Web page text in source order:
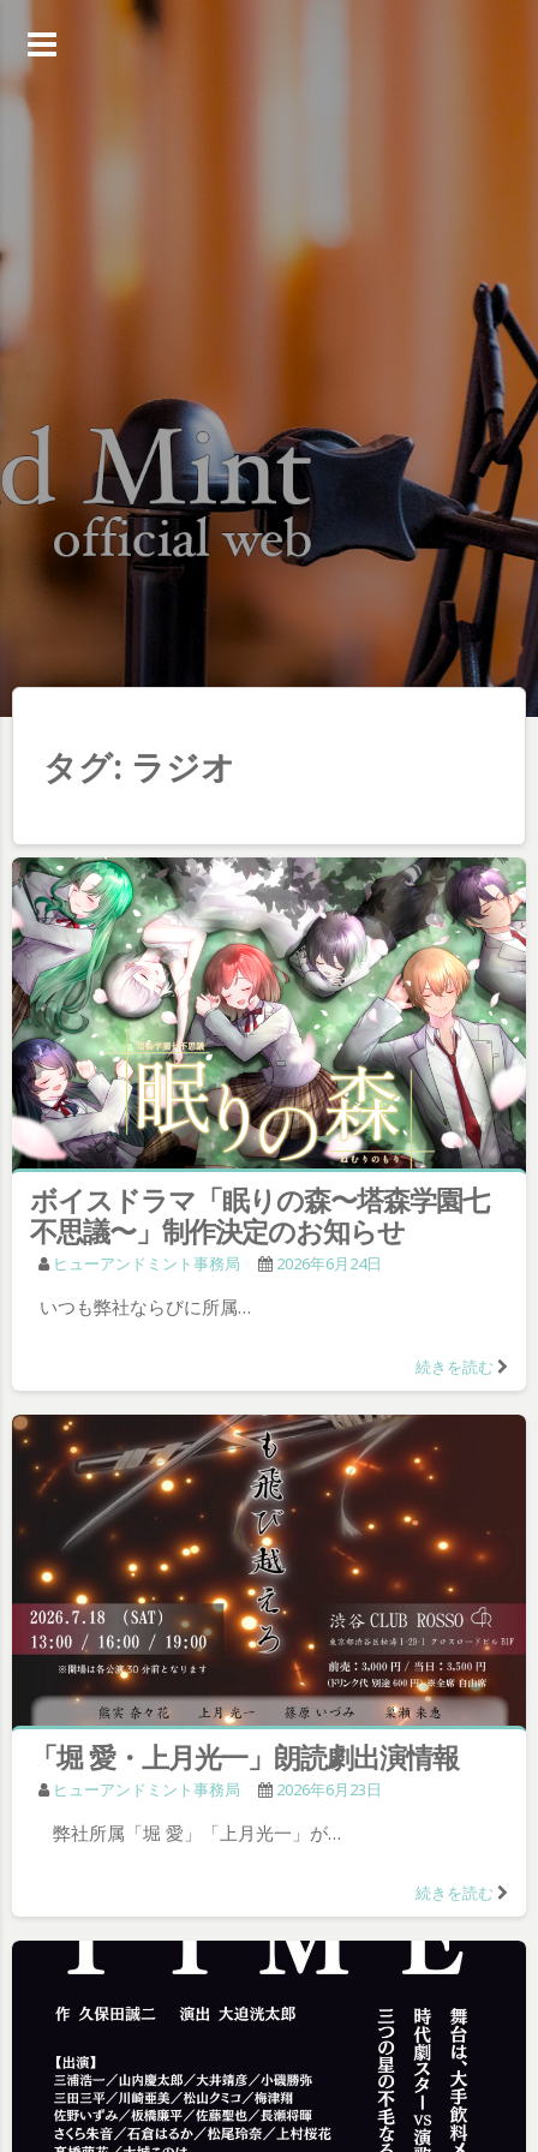
テ
ン
ッ
プ
タグ: ラジオ
ボイスドラマ「眠りの森〜塔森学園七
不思議〜」制作決定のお知らせ
ヒューアンドミント事務局 2026年6月24日
いつも弊社ならびに所属…
続きを読む
「堀 愛・上月光一」朗読劇出演情報
ヒューアンドミント事務局 2026年6月23日
弊社所属「堀 愛」「上月光一」が…
続きを読む